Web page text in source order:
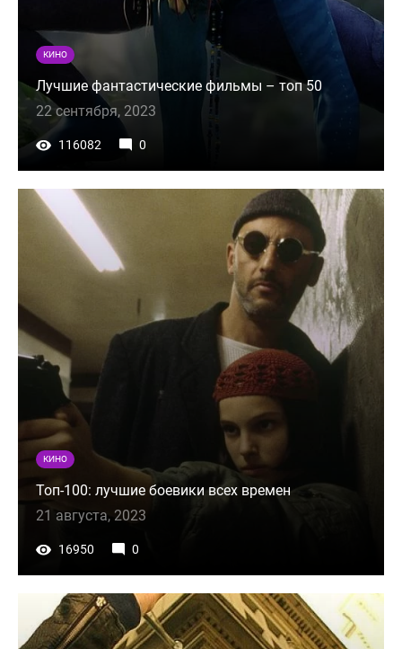
КИНО
Лучшие фантастические фильмы – топ 50
22 сентября, 2023
116082 0
КИНО
Топ-100: лучшие боевики всех времен
21 августа, 2023
16950 0